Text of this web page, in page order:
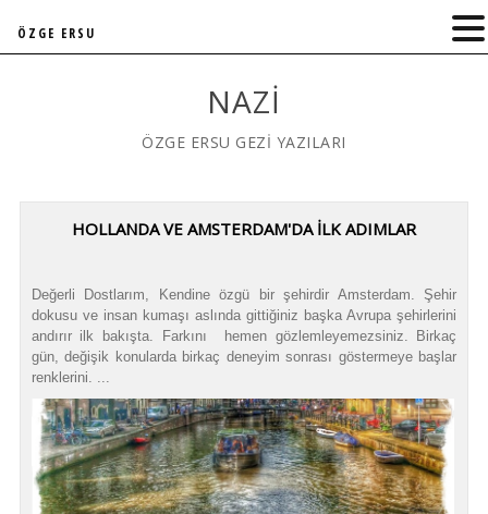
NAZI
ÖZGE ERSU GEZİ YAZILARI
HOLLANDA VE AMSTERDAM'DA İLK ADIMLAR
Değerli Dostlarım, Kendine özgü bir şehirdir Amsterdam. Şehir
dokusu ve insan kumaşı aslında gittiğiniz başka Avrupa şehirlerini
andırır ilk bakışta. Farkını hemen gözlemleyemezsiniz. Birkaç
gün, değişik konularda birkaç deneyim sonrası göstermeye başlar
renklerini. ...
ÖZGE ERSU